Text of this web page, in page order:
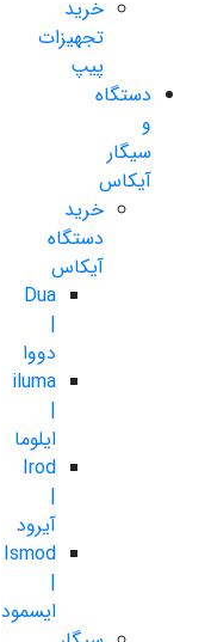
خرید
تجهیزات
پیپ
دستگاه
و
سیگار
آیکاس
خرید
دستگاه
آیکاس
Dua
|
دووا
iluma
|
ایلوما
Irod
|
آیرود
Ismod
|
ایسمود